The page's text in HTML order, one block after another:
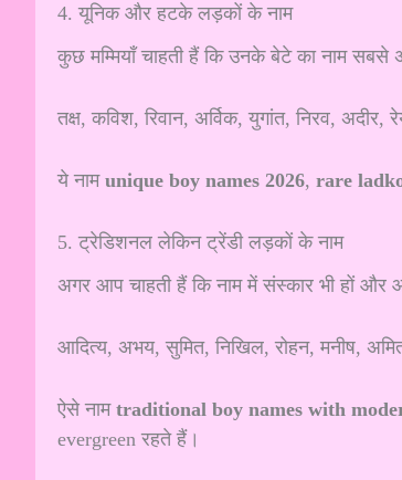
4. यूनिक और हटके लड़कों के नाम
कुछ मम्मियाँ चाहती हैं कि उनके बेटे का नाम सबसे
तक्ष, कविश, रिवान, अर्विक, युगांत, निरव,
ये नाम unique boy names 2026, rare
5. ट्रेडिशनल लेकिन ट्रेंडी लड़कों के नाम
अगर आप चाहती हैं कि नाम में संस्कार भी हों
आदित्य, अभय, सुमित, निखिल, रोहन, मनीष,
ऐसे नाम traditional boy names with
evergreen रहते हैं।